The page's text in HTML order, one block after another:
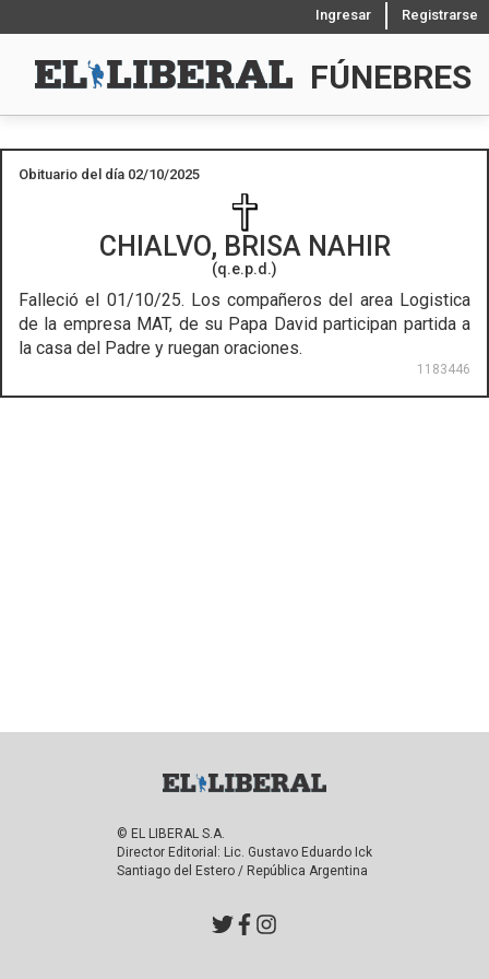
Ingresar Registrarse
FÚNEBRES
Obituario del día 02/10/2025
CHIALVO, BRISA NAHIR
(q.e.p.d.)
Falleció el 01/10/25. Los compañeros del area Logistica
de la empresa MAT, de su Papa David participan partida a
la casa del Padre y ruegan oraciones.
1183446
© EL LIBERAL S.A.
Director Editorial: Lic. Gustavo Eduardo Ick
Santiago del Estero / República Argentina